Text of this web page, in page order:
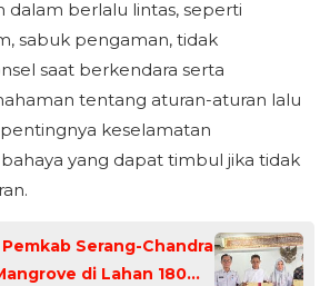
dalam berlalu lintas, seperti
sabuk pengaman, tidak
saat berkendara serta
tentang aturan-aturan lalu
keselamatan
yang dapat timbul jika tidak
Serang-Chandra
di Lahan 180